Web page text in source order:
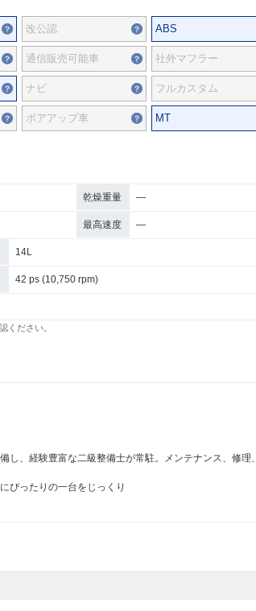
改公認 ABS
通信販売可能車 社外マフラー
ナビ フルカスタム
ボアアップ車 MT
乾燥重量 ―
最高速度 ―
14L
42 ps (10,750 rpm)
ください。
、経験豊富な二級整備士が常駐。メンテナンス、修理、
ぴったりの一台をじっくり